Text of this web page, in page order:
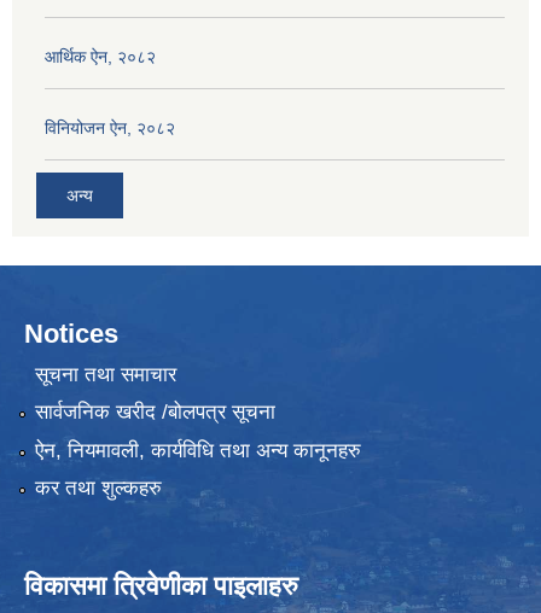
आर्थिक ऐन, २०८२
विनियोजन ऐन, २०८२
अन्य
Notices
सूचना तथा समाचार
सार्वजनिक खरीद /बोलपत्र सूचना
ऐन, नियमावली, कार्यविधि तथा अन्य कानूनहरु
कर तथा शुल्कहरु
विकासमा त्रिवेणीका पाइलाहरु